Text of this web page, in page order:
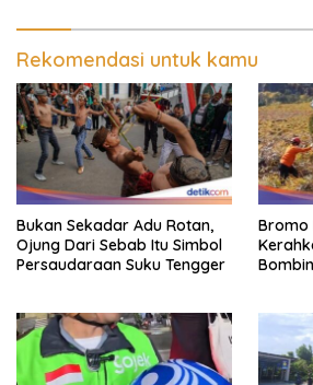
Rekomendasi untuk kamu
Bukan Sekadar Adu Rotan,
Ojung Dari Sebab Itu Simbol
Persaudaraan Suku Tengger
Bromo